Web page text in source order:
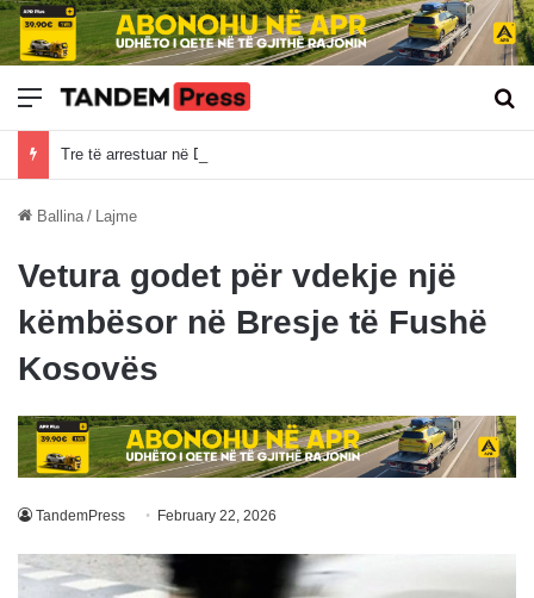
Meny
Ballina / Lajme
Vetura godet për vdekje një
këmbësor në Bresje të Fushë
Kosovës
TandemPress February 22, 2026